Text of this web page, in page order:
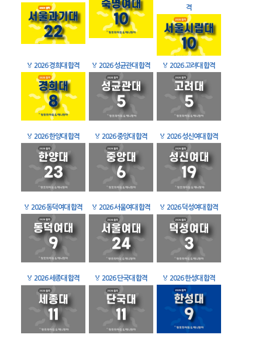
격
🏅 2026 경희대 합격 🏅 2026 성균관대 합격 🏅 2026 고려대 합격
🏅 2026 한양대 합격 🏅 2026 중앙대 합격 🏅 2026 성신여대 합격
🏅 2026 동덕여대 합격 🏅 2026 서울여대 합격 🏅 2026 덕성여대 합격
🏅 2026 세종대 합격 🏅 2026 단국대 합격 🏅 2026 한성대 합격